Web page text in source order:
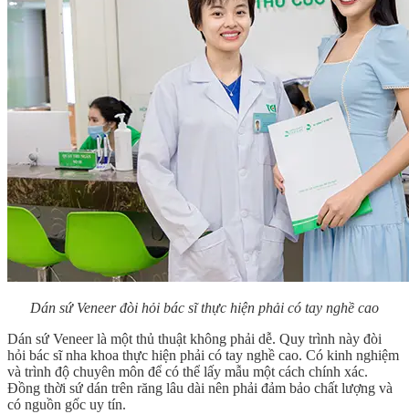
Dán sứ Veneer đòi hỏi bác sĩ thực hiện phải có tay nghề cao
Dán sứ Veneer là một thủ thuật không phải dễ. Quy trình này đòi
hỏi bác sĩ nha khoa thực hiện phải có tay nghề cao. Có kinh nghiệm
và trình độ chuyên môn để có thể lấy mẫu một cách chính xác.
Đồng thời sứ dán trên răng lâu dài nên phải đảm bảo chất lượng và
có nguồn gốc uy tín.